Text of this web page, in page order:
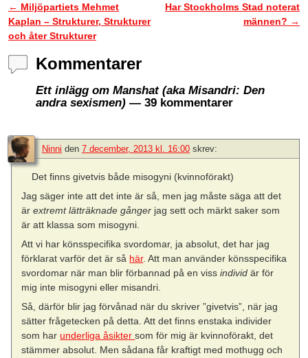
Inläggsnavigering
← Miljöpartiets Mehmet
Kaplan – Strukturer, Strukturer
och åter Strukturer
Har Stockholms Stad noterat
männen? →
Kommentarer
Ett inlägg om Manshat (aka Misandri: Den
andra sexismen) — 39 kommentarer
Ninni den 7 december, 2013 kl. 16:00 skrev:
Det finns givetvis både misogyni (kvinnoförakt)
Jag säger inte att det inte är så, men jag måste säga att det
ärextremt lätträknade gånger jag sett och märkt saker som
är att klassa som misogyni.
Att vi har könsspecifika svordomar, ja absolut, det har jag
förklarat varför det är så här. Att man använder könsspecifika
svordomar när man blir förbannad på en vissindivid är för
mig inte misogyni eller misandri.
Så, därför blir jag förvånad när du skriver ”givetvis”, när jag
sätter frågetecken på detta. Att det finns enstaka individer
som har underliga åsiktersom för mig är kvinnoförakt, det
stämmer absolut. Men sådana får kraftigt med mothugg och